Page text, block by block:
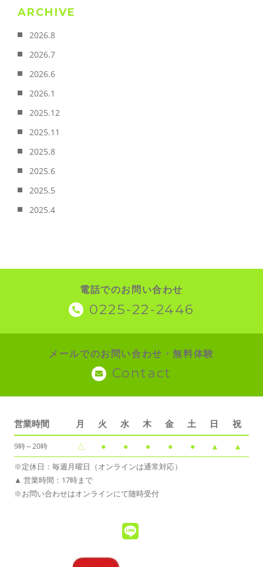
ARCHIVE
2026.8
2026.7
2026.6
2026.1
2025.12
2025.11
2025.8
2025.6
2025.5
2025.4
電話でのお問い合わせ
0225-22-2446
メールでのお問い合わせ・無料体験
Contact
営業時間 月 火 水 木 金 土 日 祝
9時～20時 △ ● ● ● ● ● ▲ ▲
※定休日：毎週月曜日（オンラインは通常対応）
▲ 営業時間：17時まで
※お問い合わせはオンラインにて随時受付